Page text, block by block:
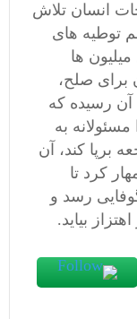
انسان تلاش
توطیه های
ها
برای صلح،
آن رسیده که
به
برپا کند، آن
کرد تا
رسد و
بیاید.